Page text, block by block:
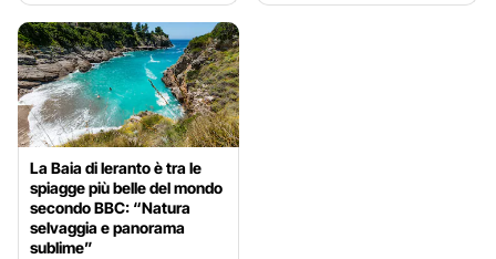
La Baia di Ieranto è tra le
spiagge più belle del mondo
secondo BBC: “Natura
selvaggia e panorama
sublime”